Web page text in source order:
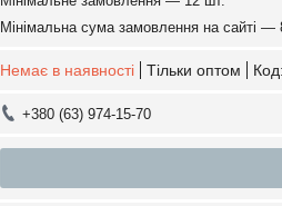
Мінімальна сума замовлення на сайті —
Немає в наявності Тільки оптом
+380 (63) 974-15-70